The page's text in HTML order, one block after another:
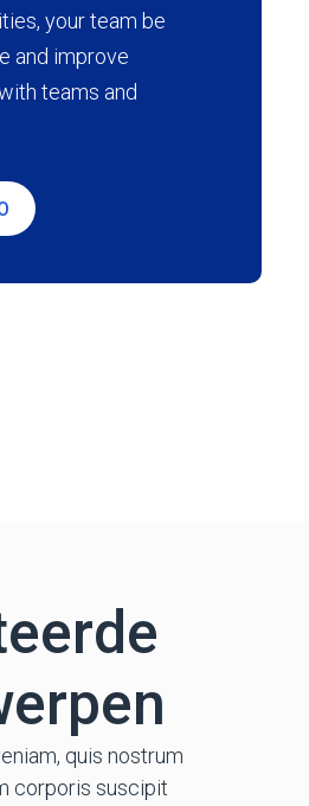
your team be
and improve
teams and
quis nostrum
corporis suscipit